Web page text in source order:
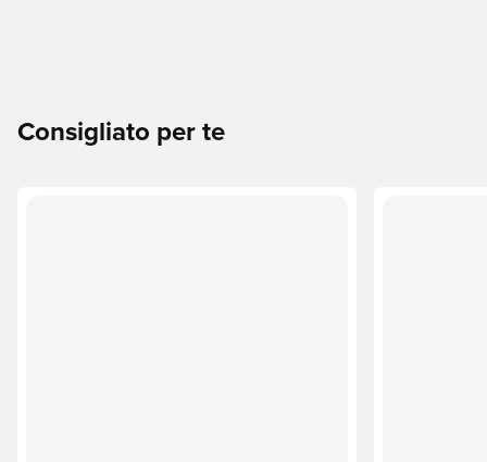
Consigliato per te